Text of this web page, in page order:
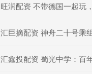
旺润配资 不带德国一起玩，马克龙访英打出中
汇巨摘配资 神舟二十号乘组太空两月纪实：多
汇鑫投配资 蜀光中学：百年传